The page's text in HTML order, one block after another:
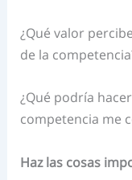
¿Qué valor
de la
¿Qué podría
competencia me
Haz las cosas